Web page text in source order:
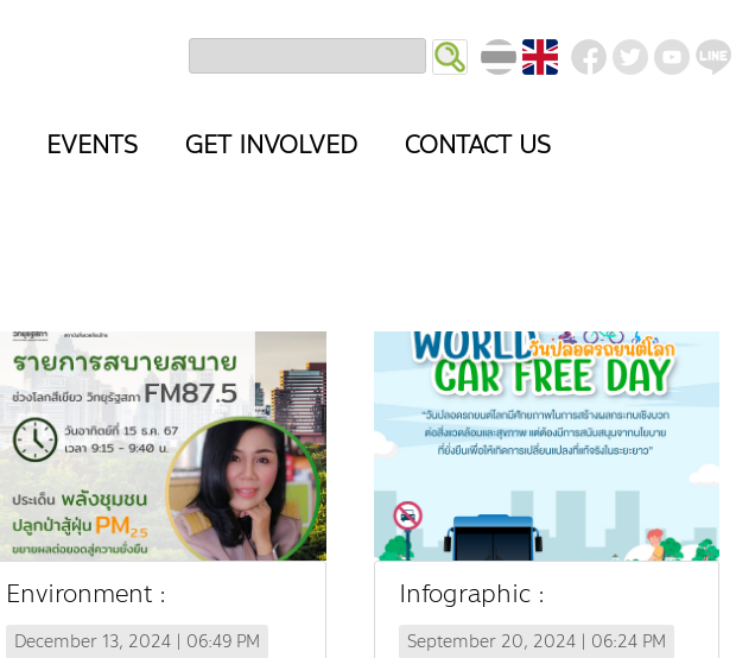
EVENTS GET INVOLVED CONTACT US
Environment :
December 13, 2024 | 06:49 PM
Infographic :
September 20, 2024 | 06:24 PM